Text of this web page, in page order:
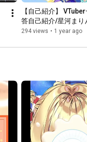
【自己紹介】
答自己紹介/星河まり
294 views • 1 year ago